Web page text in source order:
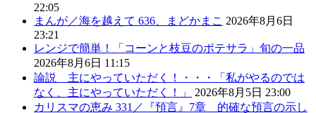
22:05
まんが／海を越えて 636、まどかまこ 2026年8月6日
23:21
レンジで簡単！「コーンと枝豆のポテサラ」旬の一品
2026年8月6日 11:15
論説 主にやっていただく！・・・「私がやるのでは
なく、主にやっていただく！」
2026年8月5日 23:00
カリスマの恵み 331／『預言』7章 的確な預言の示し